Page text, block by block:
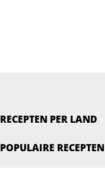
RECEPTEN PER LAND
POPULAIRE RECEPTEN